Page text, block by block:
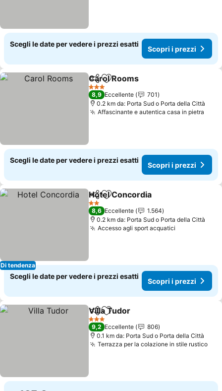
Scegli le date per vedere i prezzi esatti
Scopri i prezzi
CondividiAggiungi ai preferiti
Carol Rooms
3 Stelle
8,9 Eccellente
701
0.2 km da: Porta Sud o Porta della Città
Affascinante e autentica casa in pietra
Scegli le date per vedere i prezzi esatti
Scopri i prezzi
Di tendenza
CondividiAggiungi ai preferiti
Hotel Concordia
2 Stelle
8,6 Eccellente
1.564
0.2 km da: Porta Sud o Porta della Città
Accesso agli sport acquatici
Scegli le date per vedere i prezzi esatti
Scopri i prezzi
CondividiAggiungi ai preferiti
Villa Tudor
3 Stelle
9,2 Eccellente
806
0.1 km da: Porta Sud o Porta della Città
Terrazza per la colazione in stile rustico